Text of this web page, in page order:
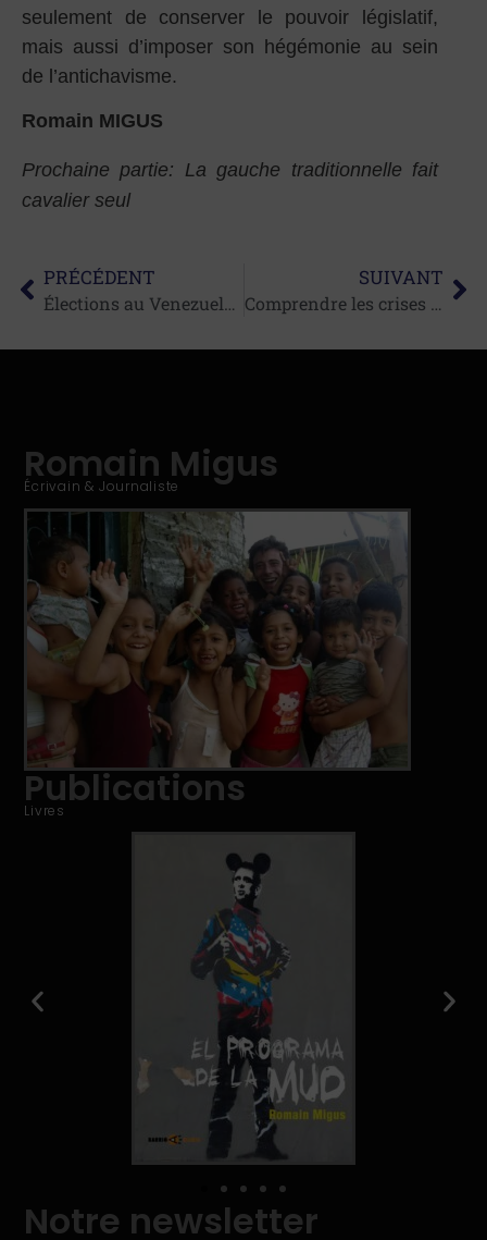
seulement de conserver le pouvoir législatif,
mais aussi d’imposer son hégémonie au sein
de l’antichavisme.
Romain MIGUS
Prochaine partie: La gauche traditionnelle fait
cavalier seul
PRÉCÉDENT
Élections au Venezuela: comprendre les enjeux du scrutin (2e partie)
SUIVANT
Comprendre les crises en Haïti
Romain Migus
Écrivain & Journaliste
Publications
Livres
Notre newsletter